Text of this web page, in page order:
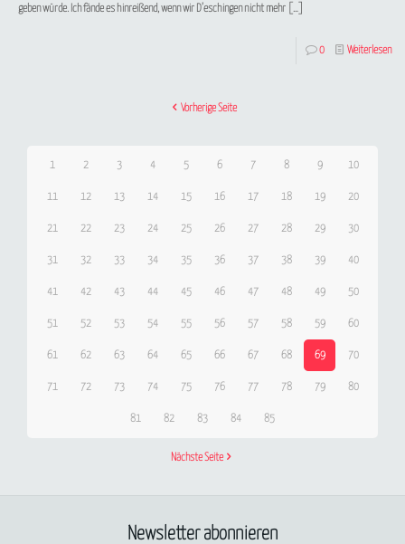
geben würde. Ich fände es hinreißend, wenn wir D’eschingen nicht mehr […]
0 Weiterlesen
Vorherige Seite
1 2 3 4 5 6 7 8 9 10
11 12 13 14 15 16 17 18 19 20
21 22 23 24 25 26 27 28 29 30
31 32 33 34 35 36 37 38 39 40
41 42 43 44 45 46 47 48 49 50
51 52 53 54 55 56 57 58 59 60
61 62 63 64 65 66 67 68 69 70
71 72 73 74 75 76 77 78 79 80
81 82 83 84 85
Nächste Seite
Newsletter abonnieren